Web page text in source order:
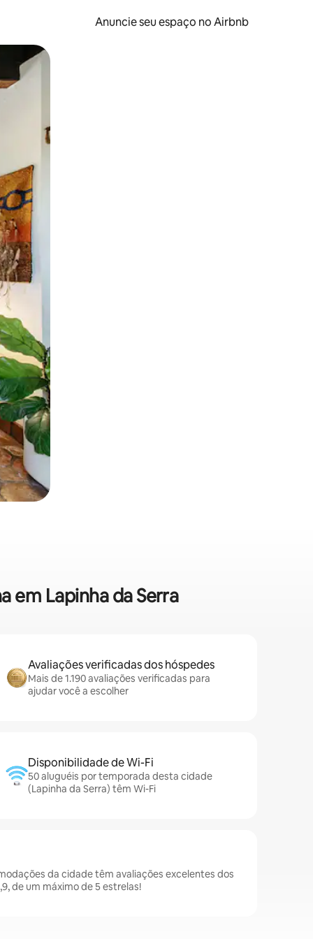
Anuncie seu espaço no Airbnb
o dedo na tela.
em Lapinha da Serra
Avaliações verificadas dos hóspedes
Mais de 1.190 avaliações verificadas para
ajudar você a escolher
Disponibilidade de Wi-Fi
50 aluguéis por temporada desta cidade
(Lapinha da Serra) têm Wi-Fi
da cidade têm avaliações excelentes dos
de um máximo de 5 estrelas!